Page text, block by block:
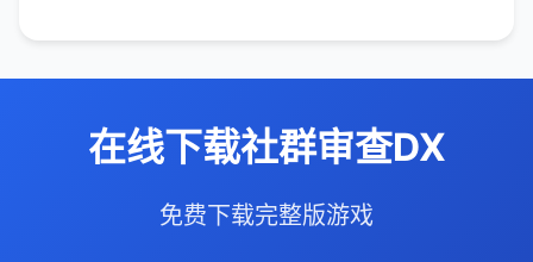
在线下载社群审查DX
免费下载完整版游戏